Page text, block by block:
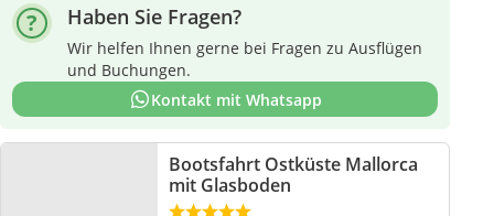
Haben Sie Fragen?
Wir helfen Ihnen gerne bei Fragen zu Ausflügen
und Buchungen.
Kontakt mit Whatsapp
Bootsfahrt Ostküste Mallorca
mit Glasboden